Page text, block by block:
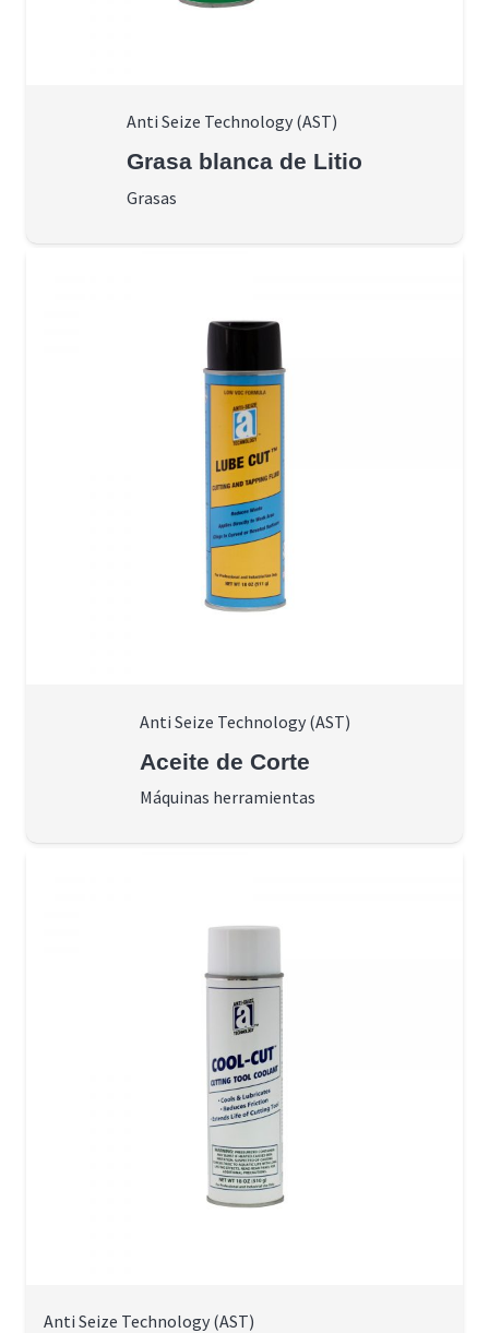
Anti Seize Technology (AST)
Grasa blanca de Litio
Grasas
Anti Seize Technology (AST)
Aceite de Corte
Máquinas herramientas
Anti Seize Technology (AST)